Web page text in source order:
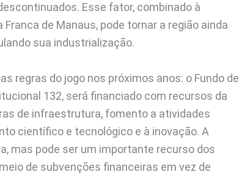
Esse fator, combinado à
de Manaus, pode tornar a região ainda
sua industrialização.
regras do jogo nos próximos anos: o Fundo de
132, será financiado com recursos da
de infraestrutura, fomento a atividades
científico e tecnológico e à inovação. A
mas pode ser um importante recurso dos
de subvenções financeiras em vez de